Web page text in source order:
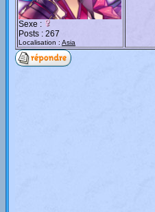
Sexe :
Posts : 267
Localisation : Asia